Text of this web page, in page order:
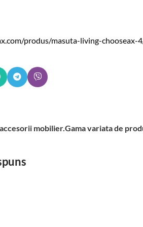
produs/masuta-living-chooseax-
mobilier.Gama variata de